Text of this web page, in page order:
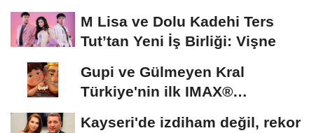
M Lisa ve Dolu Kadehi Ters
Tut’tan Yeni İş Birliği: Vişne
Gupi ve Gülmeyen Kral
Türkiye'nin ilk IMAX®
Kayseri'de izdiham değil, rekor